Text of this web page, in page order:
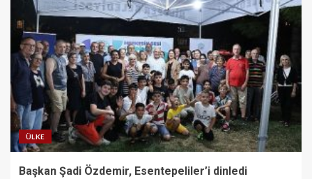
ÜLKE
Başkan Şadi Özdemir, Esentepeliler’i dinledi